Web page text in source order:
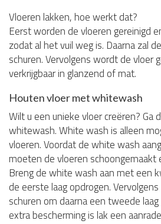
Vloeren lakken, hoe werkt dat?
Eerst worden de vloeren gereinigd
zodat al het vuil weg is. Daarna zal
schuren. Vervolgens wordt de vloer
verkrijgbaar in glanzend of mat.
Houten vloer met whitewash
Wilt u een unieke vloer creëren? Ga
whitewash. White wash is alleen
vloeren. Voordat de white wash
moeten de vloeren schoongemaakt
Breng de white wash aan met een
de eerste laag opdrogen.
schuren om daarna een tweede
extra bescherming is lak een